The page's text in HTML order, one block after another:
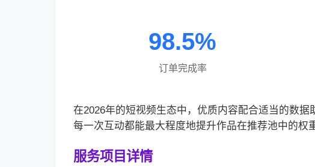
98.5%
订单完成率
在2026年的短视频生态中，优质内容配合适当的数
每一次互动都能最大程度地提升作品在推荐池中的权
服务项目详情